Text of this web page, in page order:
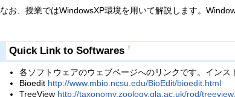
なお、授業ではWindowsXP環境を用いて解説します。
Quick Link to Softwares †
各ソフトウェアのウェブページへのリンクです。イン
Bioedit http://www.mbio.ncsu.edu/BioEdit/bioedit.html
TreeView http://taxonomy.zoology.gla.ac.uk/rod/